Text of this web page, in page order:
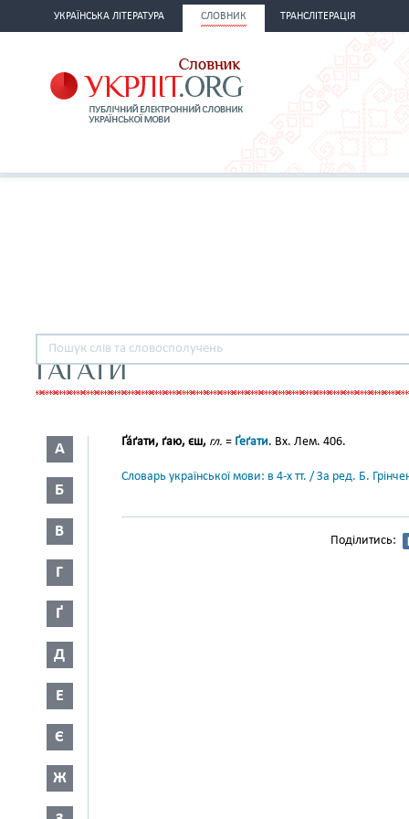
УКРАЇНСЬКА ЛІТЕРАТУРА СЛОВНИК ТРАНСЛІТЕРАЦІЯ
ҐАҐАТИ
А
Б
В
Г
Ґ
Д
Е
Є
Ж
Ґа́ґати, ґаю, єш, гл. = Ґеґати. Вх. Лем. 406.
Словарь української мови: в 4-х тт. / За ред. Б.
Поділитись: